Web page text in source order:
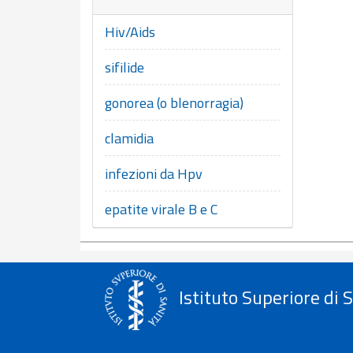
Hiv/Aids
sifilide
gonorea (o blenorragia)
clamidia
infezioni da Hpv
epatite virale B e C
Istituto Superiore di